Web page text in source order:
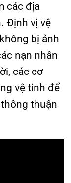
các địa
Định vị vệ
bị ảnh
nạn nhân
các cơ
vệ tinh để
thuận